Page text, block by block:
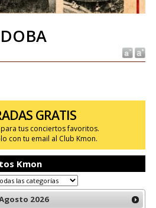
GRATIS
tus conciertos favoritos.
con tu email al Club Kmon.
Kmon
2026